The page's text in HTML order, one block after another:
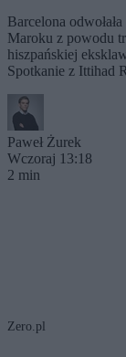
Barcelona
Maroku z powodu
hiszpańskiej
Spotkanie z Ittihad
Paweł Żurek
Wczoraj 13:18
2 min
Zero.pl